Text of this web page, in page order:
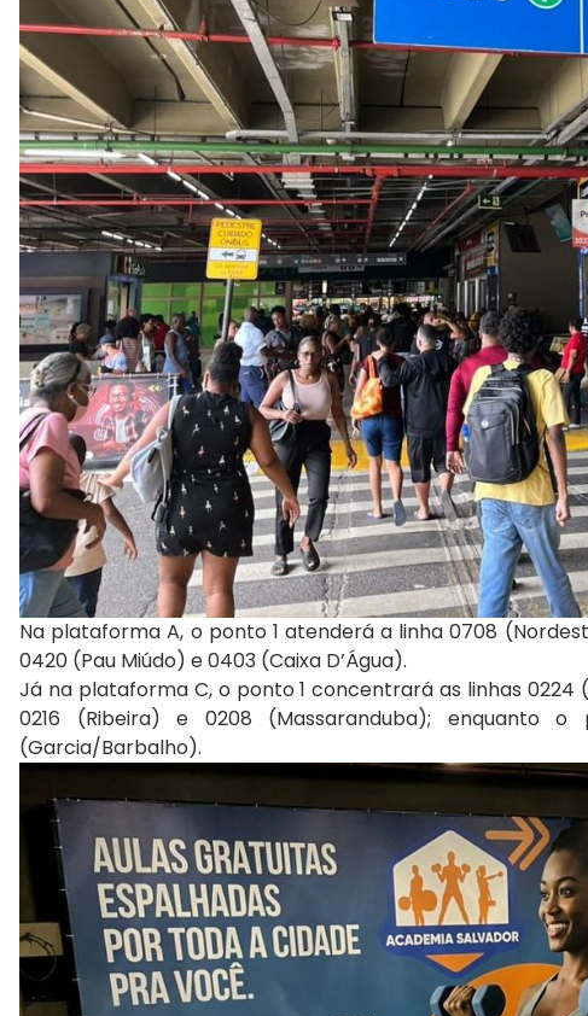
Na plataforma A, o ponto 1 atenderá a linha 0708
0420 (Pau Miúdo) e 0403 (Caixa D’Água).
Já na plataforma C, o ponto 1 concentrará as linhas 0224
0216 (Ribeira) e 0208 (Massaranduba); enquanto
(Garcia/Barbalho).